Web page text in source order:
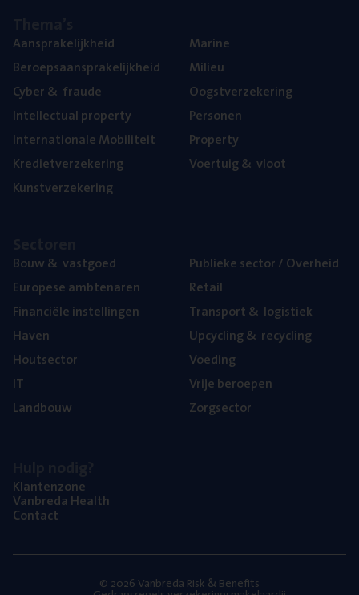
Aan­spra­ke­lijk­heid
Beroeps­aan­spra­ke­lijk­heid
Cyber& fraude
Intel­lec­tu­al property
Inter­na­ti­o­na­le Mobiliteit
Kre­diet­ver­ze­ke­ring
Kunst­ver­ze­ke­ring
Mari­ne
Mili­eu
Oogst­ver­ze­ke­ring
Per­so­nen
Pro­per­ty
Voer­tuig& vloot
Bouw& vastgoed
Euro­pe­se ambtenaren
Finan­ci­ë­le instellingen
Haven
Hout­sec­tor
IT
Land­bouw
Publie­ke sec­tor / Overheid
Retail
Trans­port& logistiek
Upcy­cling& recycling
Voe­ding
Vrije beroe­pen
Zorg­sec­tor
Klan­ten­zo­ne
Van­b­re­da Health
Con­tact
© 2026 Vanbreda Risk & Benefits